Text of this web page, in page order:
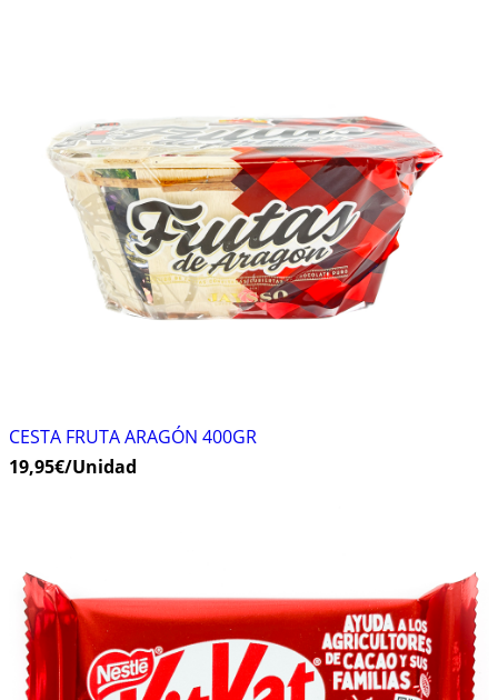
CESTA FRUTA ARAGÓN 400GR
19,95€/Unidad